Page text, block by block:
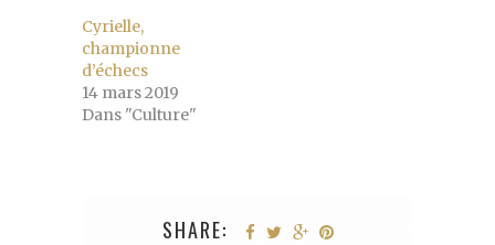
Cyrielle,
championne
d’échecs
14 mars 2019
Dans "Culture"
SHARE: